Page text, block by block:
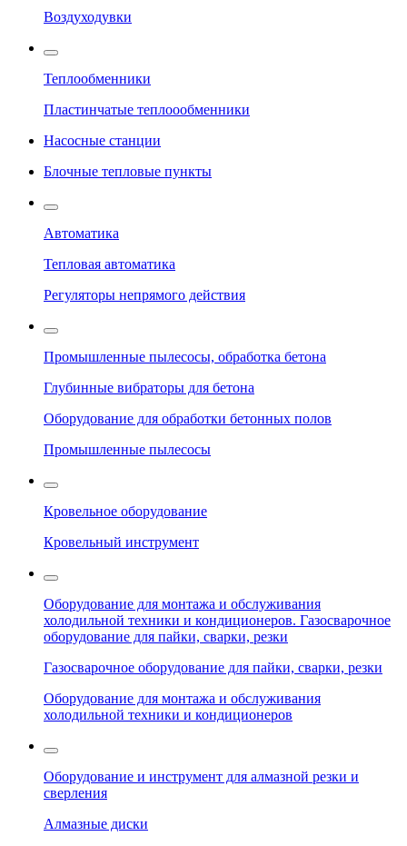
Воздуходувки
Теплообменники
Пластинчатые теплоообменники
Насосные станции
Блочные тепловые пункты
Автоматика
Тепловая автоматика
Регуляторы непрямого действия
Промышленные пылесосы, обработка бетона
Глубинные вибраторы для бетона
Оборудование для обработки бетонных полов
Промышленные пылесосы
Кровельное оборудование
Кровельный инструмент
Оборудование для монтажа и обслуживания
холодильной техники и кондиционеров. Газосварочное
оборудование для пайки, сварки, резки
Газосварочное оборудование для пайки, сварки, резки
Оборудование для монтажа и обслуживания
холодильной техники и кондиционеров
Оборудование и инструмент для алмазной резки и
сверления
Алмазные диски